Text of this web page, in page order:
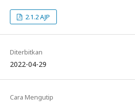
2.1.2 AJP
Diterbitkan
2022-04-29
Cara Mengutip